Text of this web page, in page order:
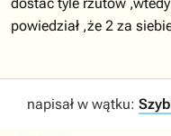
powiedział ,że 2 za
napisał w wątku: